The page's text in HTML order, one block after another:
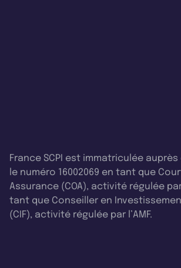
France SCPI est immatriculée auprès
le numéro 16002069 en tant que
Assurance (COA), activité régulée par
tant que Conseiller en
(CIF), activité régulée par l’AMF.